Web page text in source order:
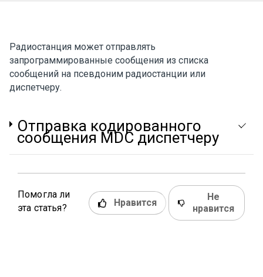
Радиостанция может отправлять
запрограммированные сообщения из списка
сообщений на псевдоним радиостанции или
диспетчеру.
Отправка кодированного
сообщения MDC диспетчеру
Помогла ли
эта статья?
Нравится
Не
нравится